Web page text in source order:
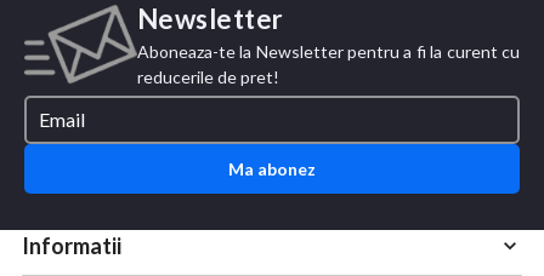
Newsletter
Aboneaza-te la Newsletter pentru a fi la curent cu
reducerile de pret!
Ma abonez
Informatii